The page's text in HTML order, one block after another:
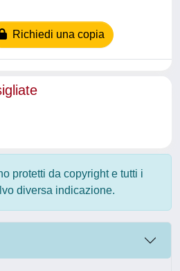
Richiedi una copia
protetti da copyright e tutti i
diversa indicazione.